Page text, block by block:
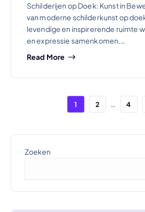
Schilderijen op Doek: Kunst in
van moderne schilderkunst op
levendige en inspirerende ruimte
en expressie samenkomen.…
Read More
1 2 … 4
Zoeken